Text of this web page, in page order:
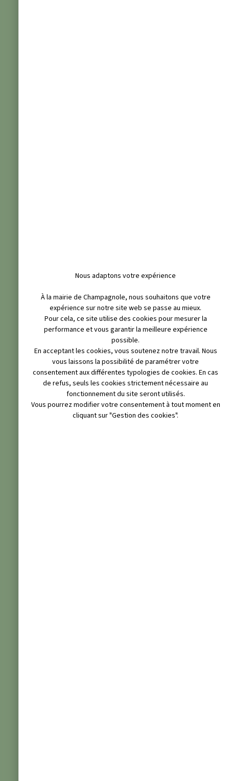
Nous adaptons votre expérience
À la mairie de Champagnole, nous souhaitons que votre
expérience sur notre site web se passe au mieux.
Pour cela, ce site utilise des cookies pour mesurer la
performance et vous garantir la meilleure expérience
possible.
En acceptant les cookies, vous soutenez notre travail. Nous
vous laissons la possibilité de paramétrer votre
consentement aux différentes typologies de cookies. En cas
de refus, seuls les cookies strictement nécessaire au
fonctionnement du site seront utilisés.
Vous pourrez modifier votre consentement à tout moment en
cliquant sur "Gestion des cookies".